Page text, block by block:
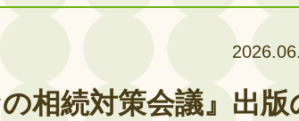
空
の相続対策会議』出版